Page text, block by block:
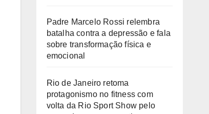
Padre Marcelo Rossi relembra
batalha contra a depressão e fala
sobre transformação física e
emocional
Rio de Janeiro retoma
protagonismo no fitness com
volta da Rio Sport Show pelo